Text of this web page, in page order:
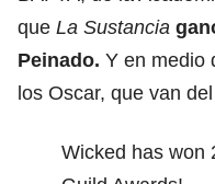
que La Sustancia
Peinado. Y en medio
los Oscar, que van
Wicked has won